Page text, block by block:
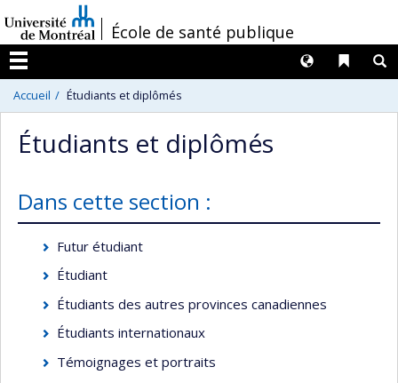
au
contenu
/École de santé publique
Menu
Liens
Langues
Accueil Étudiants et diplômés
Étudiants et diplômés
Dans cette section :
Futur étudiant
Étudiant
Étudiants des autres provinces canadiennes
Étudiants internationaux
Témoignages et portraits